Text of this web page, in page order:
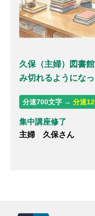
久保（主婦）図書
み切れるようにな
分速700文字 →分速
集中講座修了
主婦 久保さん